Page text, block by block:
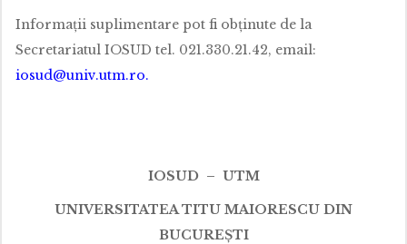
Informații suplimentare pot fi obținute de la
Secretariatul IOSUD tel. 021.330.21.42, email:
iosud@univ.utm.ro.
IOSUD – UTM
UNIVERSITATEA TITU MAIORESCU DIN
BUCUREȘTI